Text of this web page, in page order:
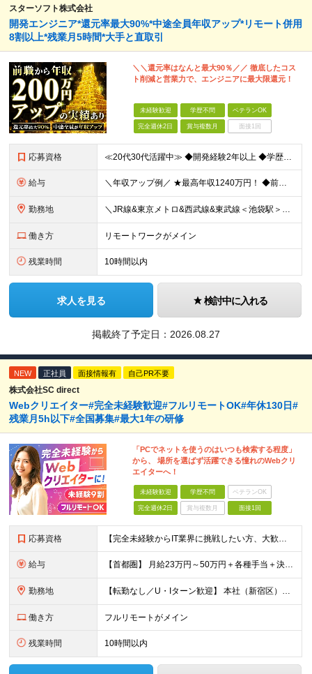
スターソフト株式会社
開発エンジニア*還元率最大90%*中途全員年収アップ*リモート併用
8割以上*残業月5時間*大手と直取引
＼＼還元率はなんと最大90％／／ 徹底したコス
ト削減と営業力で、エンジニアに最大限還元！
未経験歓迎 学歴不問 ベテランOK
完全週休2日 賞与複数月 面接1回
応募資格 ≪20代30代活躍中≫ ◆開発経験2年以上 ◆学歴、ブランク不問 ◆経験内容不問 ＼1つでも当てはまる方はぜひご応募ください！／ ◇同じプロジェクトを何年もやっていて成長実感が少ない ◇他の言語や技
給与 ＼年収アップ例／ ★最高年収1240万円！ ◆前職：年収360万円→入社後：1年目年収510万円（150万円アップ！） ◆前職：年収490万円→入社後：1年目年収650万円（160万円アップ！） ◆前
勤務地 ＼JR線&東京メトロ&西武線&東武線＜池袋駅＞徒歩5～7分／ ■本社 東京都豊島区東池袋1-27-12 明治池袋ビル 4階 ■東京都近郊のプロジェクト先 都内以外（埼玉県・千葉県・神奈川県など）の案
働き方 リモートワークがメイン
残業時間 10時間以内
求人を見る 検討中に入れる
掲載終了予定日： 2026.08.27
NEW 正社員 面接情報有 自己PR不要
株式会社SC direct
Webクリエイター#完全未経験歓迎#フルリモートOK#年休130日#
残業月5h以下#全国募集#最大1年の研修
「PCでネットを使うのはいつも検索する程度」
から、 場所を選ばず活躍できる憧れのWebクリ
エイターへ！
未経験歓迎 学歴不問 ベテランOK
完全週休2日 賞与複数月 面接1回
応募資格 【完全未経験からIT業界に挑戦したい方、大歓迎！】 ●応募年齢制限：34歳まで（若年層の長期キャリア形成を図るため） ★学歴不問・転職回数不問 ★第二新卒・社会人デビューOK 【こんな方を求めていま
給与 【首都圏】 月給23万円～50万円＋各種手当＋決算賞与 【大阪】 月給22万円～50万円＋各種手当＋決算賞与 【愛知】 月給21.5万円～50万円＋各種手当＋決算賞与 【福岡・宮城】 月給20万
勤務地 【転勤なし／U・Iターン歓迎】 本社（新宿区）、大阪支店、名古屋支店または東京都・神奈川県・千葉県・埼玉県・愛知県・大阪府・福岡県をはじめ、全国のプロジェクト先 ※ご希望を最大限考慮して配属先を決定
働き方 フルリモートがメイン
残業時間 10時間以内